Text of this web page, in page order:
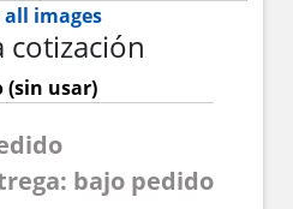
all images
(sin usar)
bajo pedido